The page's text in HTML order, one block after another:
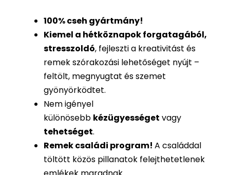
100%cseh gyártmány!
Kiemel a hétköznapok forgatagából,
stresszoldó, fejleszti a kreativitást és
remek szórakozási lehetőséget nyújt –
feltölt, megnyugtat és szemet
gyönyörködtet.
Nem igényel
különösebb kézügyességet vagy
tehetséget.
Remek családi program! A családdal
töltött közös pillanatok felejthetetlenek